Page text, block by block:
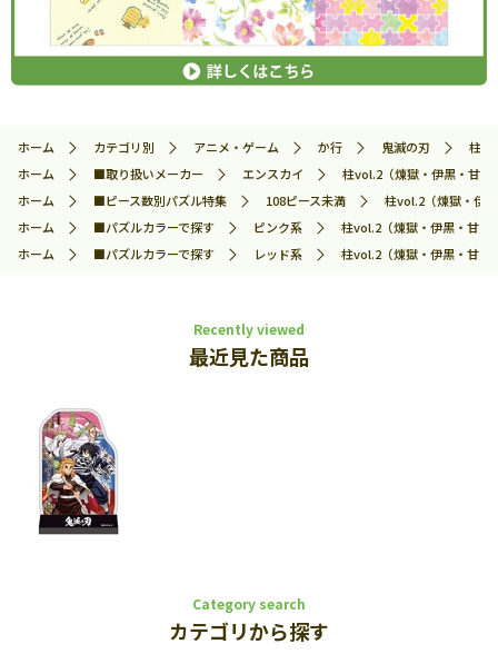
ホーム カテゴリ別 アニメ・ゲーム か行 鬼滅の刃
柱
ホーム
■取り扱いメーカー エンスカイ
柱vol.2（煉獄・伊黒・甘
ホーム
■ピース数別パズル特集 108ピース未満
柱vol.2（煉獄・伊
ホーム
■パズルカラーで探す ピンク系
柱vol.2（煉獄・伊黒・甘
ホーム
■パズルカラーで探す レッド系 柱vol.2（煉獄・伊黒・甘
Recently viewed
最近見た商品
Category search
カテゴリから探す